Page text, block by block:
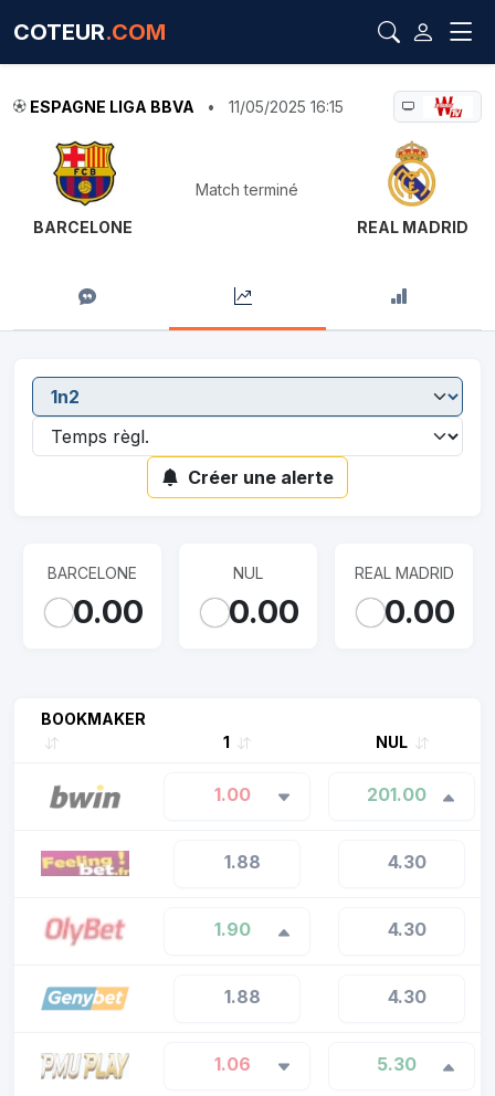
COTEUR.COM
ESPAGNE LIGA BBVA • 11/05/2025 16:15
BARCELONE
Match terminé
REAL MADRID
Créer une alerte
BARCELONE
0.00
NUL
0.00
REAL MADRID
0.00
BOOKMAKER
1
NUL
1.00 201.00
1.88 4.30
1.90 4.30
1.88 4.30
1.06 5.30